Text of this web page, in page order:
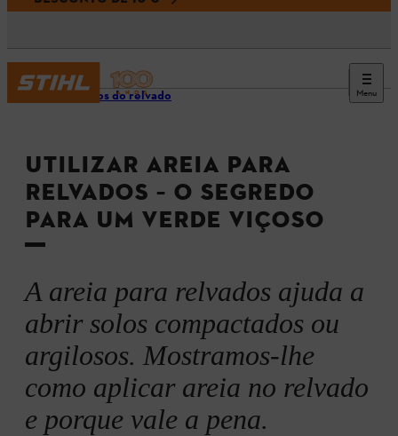
Menu
Cuidados do relvado
UTILIZAR AREIA PARA
RELVADOS – O SEGREDO
PARA UM VERDE VIÇOSO
A areia para relvados ajuda a
abrir solos compactados ou
argilosos. Mostramos-lhe
como aplicar areia no relvado
e porque vale a pena.